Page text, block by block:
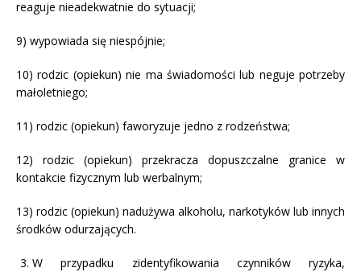
reaguje nieadekwatnie do sytuacji;
9) wypowiada się niespójnie;
10) rodzic (opiekun) nie ma świadomości lub neguje potrzeby
małoletniego;
11) rodzic (opiekun) faworyzuje jedno z rodzeństwa;
12) rodzic (opiekun) przekracza dopuszczalne granice w
kontakcie fizycznym lub werbalnym;
13) rodzic (opiekun) nadużywa alkoholu, narkotyków lub innych
środków odurzających.
W przypadku zidentyfikowania czynników ryzyka,